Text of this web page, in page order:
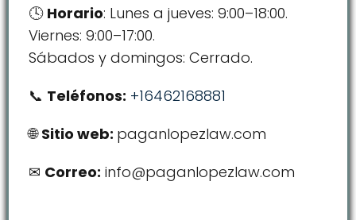
Horario: Lunes a jueves: 9:00–18:00.
Viernes: 9:00–17:00.
Sábados y domingos: Cerrado.
Teléfonos: +16462168881
Sitio web: paganlopezlaw.com
Correo: info@paganlopezlaw.com